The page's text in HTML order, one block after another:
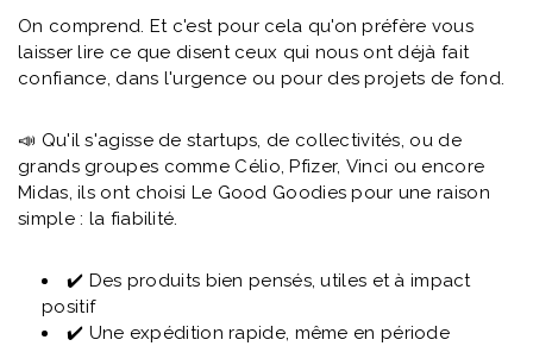
On comprend. Et c'est pour cela qu'on préfère vous
laisser lire ce que disent ceux qui nous ont déjà fait
confiance, dans l'urgence ou pour des projets de fond.
📣 Qu'il s'agisse de startups, de collectivités, ou de
grands groupes comme Célio, Pfizer, Vinci ou encore
Midas, ils ont choisi Le Good Goodies pour une raison
simple : la fiabilité.
✔️ Des produits bien pensés, utiles et à impact
positif
✔️ Une expédition rapide, même en période